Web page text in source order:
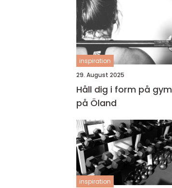
inspiration
29. August 2025
Håll dig i form på gym
på Öland
inspiration